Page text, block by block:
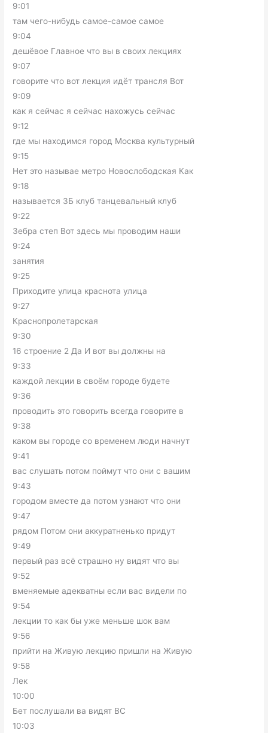
9:01
там чего-нибудь самое-самое самое
9:04
дешёвое Главное что вы в своих лекциях
9:07
говорите что вот лекция идёт трансля Вот
9:09
как я сейчас я сейчас нахожусь сейчас
9:12
где мы находимся город Москва культурный
9:15
Нет это называе метро Новослободская Как
9:18
называется ЗБ клуб танцевальный клуб
9:22
Зебра степ Вот здесь мы проводим наши
9:24
занятия
9:25
Приходите улица краснота улица
9:27
Краснопролетарская
9:30
16 строение 2 Да И вот вы должны на
9:33
каждой лекции в своём городе будете
9:36
проводить это говорить всегда говорите в
9:38
каком вы городе со временем люди начнут
9:41
вас слушать потом поймут что они с вашим
9:43
городом вместе да потом узнают что они
9:47
рядом Потом они аккуратненько придут
9:49
первый раз всё страшно ну видят что вы
9:52
вменяемые адекватны если вас видели по
9:54
лекции то как бы уже меньше шок вам
9:56
прийти на Живую лекцию пришли на Живую
9:58
Лек
10:00
Бет послушали ва видят ВС
10:03